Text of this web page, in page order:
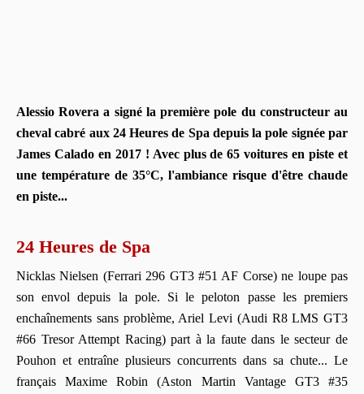
Alessio Rovera a signé la première pole du constructeur au
cheval cabré aux 24 Heures de Spa depuis la pole signée par
James Calado en 2017 ! Avec plus de 65 voitures en piste et
une température de 35°C, l'ambiance risque d'être chaude
en piste...
24 Heures de Spa
Nicklas Nielsen (Ferrari 296 GT3 #51 AF Corse) ne loupe pas
son envol depuis la pole. Si le peloton passe les premiers
enchaînements sans problème, Ariel Levi (Audi R8 LMS GT3
#66 Tresor Attempt Racing) part à la faute dans le secteur de
Pouhon et entraîne plusieurs concurrents dans sa chute... Le
français Maxime Robin (Aston Martin Vantage GT3 #35